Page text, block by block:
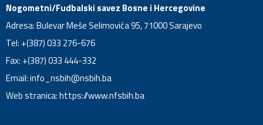
Nogometni/Fudbalski savez Bosne i Hercegovine
Adresa: Bulevar Meše Selimovića 95, 71000 Sarajevo
Tel: +(387) 033 276-676
Fax: +(387) 033 444-332
Email:info_nsbih@nsbih.ba
Web stranica: https://www.nfsbih.ba